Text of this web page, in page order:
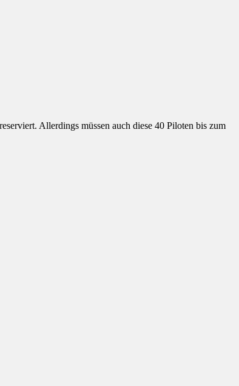
Allerdings müssen auch diese 40 Piloten bis zum